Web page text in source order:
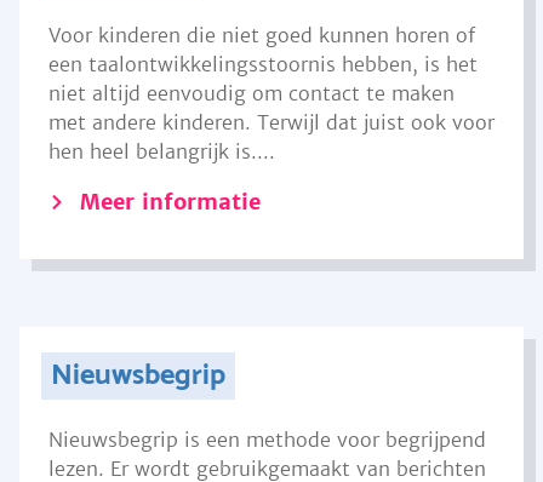
Voor kinderen die niet goed kunnen horen of
een taalontwikkelingsstoornis hebben, is het
niet altijd eenvoudig om contact te maken
met andere kinderen. Terwijl dat juist ook voor
hen heel belangrijk is....
Meer informatie
Nieuwsbegrip
Nieuwsbegrip is een methode voor begrijpend
lezen. Er wordt gebruikgemaakt van berichten